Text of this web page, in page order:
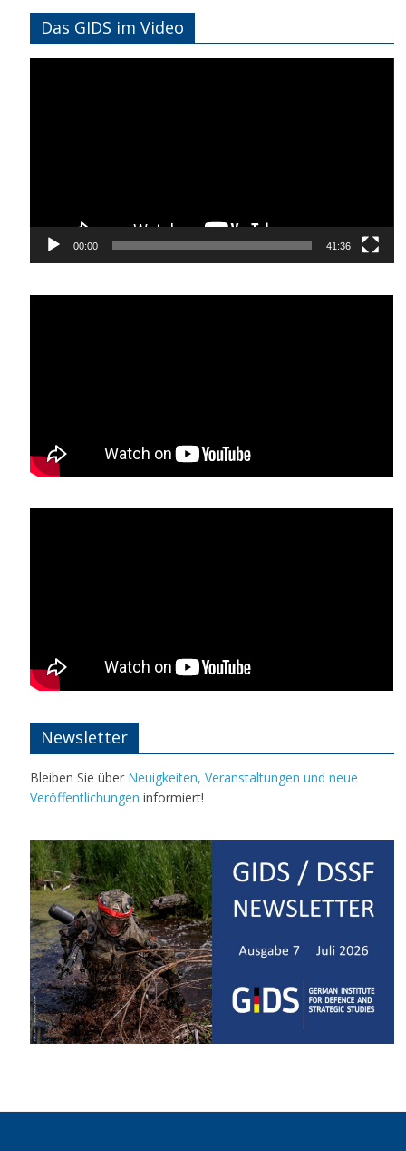
Das GIDS im Video
00:00 41:36
Newsletter
Bleiben Sie über Neuigkeiten, Veranstaltungen und neue
Veröffentlichungen informiert!